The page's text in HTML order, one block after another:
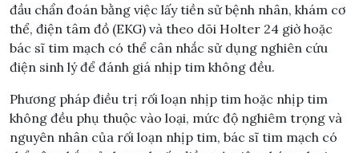
đầu chẩn đoán bằng việc lấy tiền sử bệnh nhân, khám cơ
thể, điện tâm đồ (EKG) và theo dõi Holter 24 giờ hoặc
bác sĩ tim mạch có thể cân nhắc sử dụng nghiên cứu
điện sinh lý để đánh giá nhịp tim không đều.
Phương pháp điều trị rối loạn nhịp tim hoặc nhịp tim
không đều phụ thuộc vào loại, mức độ nghiêm trọng và
nguyên nhân của rối loạn nhịp tim, bác sĩ tim mạch có